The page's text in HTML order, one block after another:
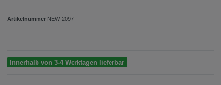
Artikelnummer NEW-2097
Innerhalb von 3-4 Werktagen lieferbar